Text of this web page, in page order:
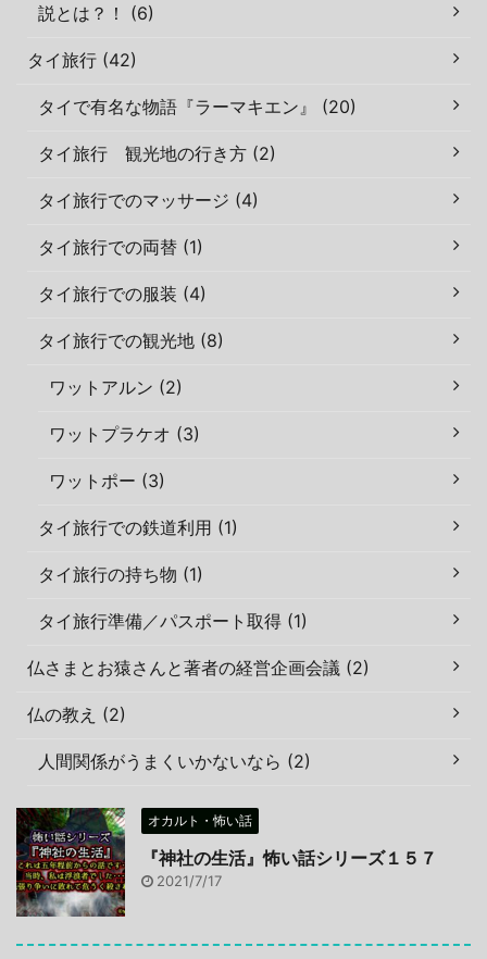
説とは？！ (6)
タイ旅行 (42)
タイで有名な物語『ラーマキエン』 (20)
タイ旅行 観光地の行き方 (2)
タイ旅行でのマッサージ (4)
タイ旅行での両替 (1)
タイ旅行での服装 (4)
タイ旅行での観光地 (8)
ワットアルン (2)
ワットプラケオ (3)
ワットポー (3)
タイ旅行での鉄道利用 (1)
タイ旅行の持ち物 (1)
タイ旅行準備／パスポート取得 (1)
仏さまとお猿さんと著者の経営企画会議 (2)
仏の教え (2)
人間関係がうまくいかないなら (2)
オカルト・怖い話
『神社の生活』怖い話シリーズ１５７
2021/7/17